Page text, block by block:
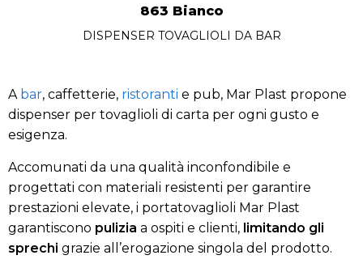
863 Bianco
DISPENSER TOVAGLIOLI DA BAR
A bar, caffetterie, ristoranti e pub, Mar Plast propone
dispenser per tovaglioli di carta per ogni gusto e
esigenza.
Accomunati da una qualità inconfondibile e
progettati con materiali resistenti per garantire
prestazioni elevate, i portatovaglioli Mar Plast
garantiscono pulizia a ospiti e clienti, limitando gli
sprechi grazie all’erogazione singola del prodotto.